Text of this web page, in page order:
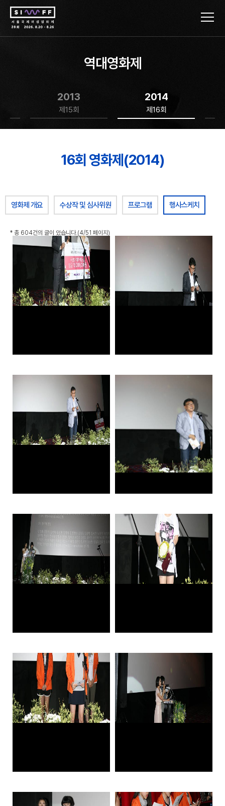
역대영화제
2013
제15회
2014
제16회
16회 영화제(2014)
영화제 개요 수상작 및 심사위원 프로그램 행사스케치
* 총 604건의 글이 있습니다.(4/51 페이지)